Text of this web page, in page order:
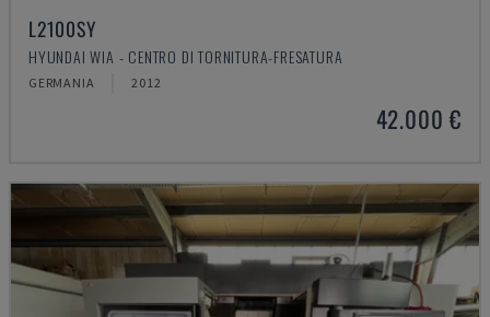
L2100SY
HYUNDAI WIA - CENTRO DI TORNITURA-FRESATURA
GERMANIA 2012
42.000 €